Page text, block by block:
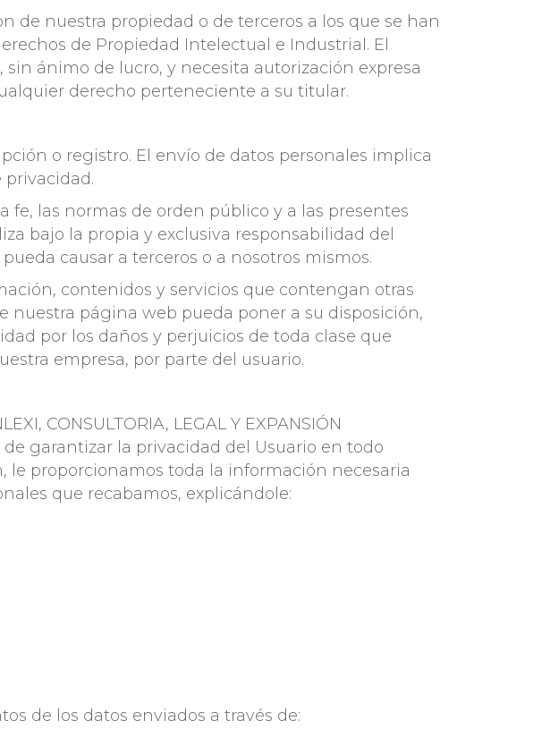
de nuestra propiedad o de terceros a los que se han
de Propiedad Intelectual e Industrial. El
ánimo de lucro, y necesita autorización expresa
derecho perteneciente a su titular.
o registro. El envío de datos personales implica
privacidad.
las normas de orden público y a las presentes
bajo la propia y exclusiva responsabilidad del
causar a terceros o a nosotros mismos.
contenidos y servicios que contengan otras
nuestra página web pueda poner a su disposición,
por los daños y perjuicios de toda clase que
empresa, por parte del usuario.
CONSULTORIA, LEGAL Y EXPANSIÓN
de garantizar la privacidad del Usuario en todo
proporcionamos toda la información necesaria
que recabamos, explicándole:
de los datos enviados a través de: